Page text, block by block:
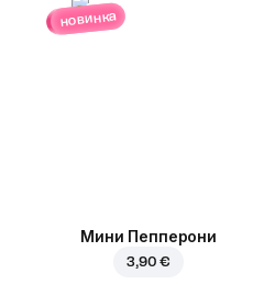
новинка
Мини Пепперони
3,90 €